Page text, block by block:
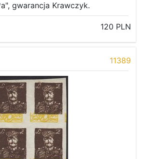
gwarancja Krawczyk.
120 PLN
11389